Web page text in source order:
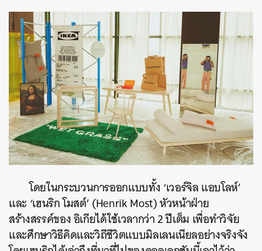
โดยในกระบวนการออกแบบทั้ง ‘เวอร์จิล แอบโลห์’
และ ‘เฮนริก โมสต์’ (Henrik Most) หัวหน้าฝ่าย
สร้างสรรค์ของ อิเกียได้ใช้เวลากว่า 2 ปีเต็ม เพื่อทำวิจัย
และศึกษาวิธีคิดและวิถีชีวิตแบบมิลเลนเนียลอย่างจริงจัง